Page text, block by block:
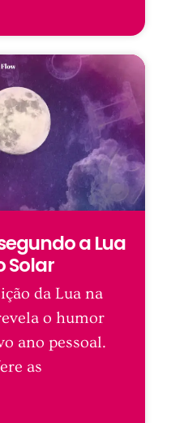
a Lua
Solar
da Lua na
o humor
ano pessoal.
as